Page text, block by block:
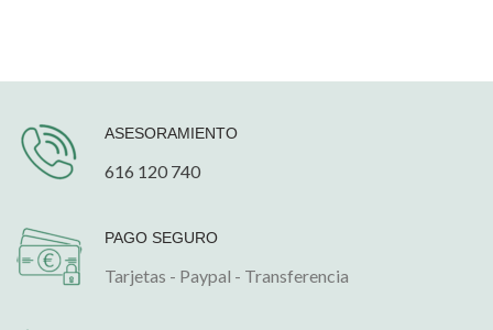
229.00€
229.00€
ASESORAMIENTO
616 120 740
PAGO SEGURO
Tarjetas - Paypal - Transferencia